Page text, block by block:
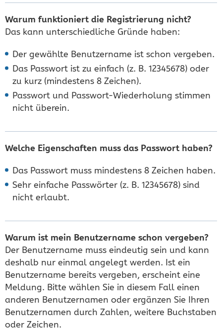
Warum funktioniert die Registrierung nicht?
Das kann unterschiedliche Gründe haben:
Der gewählte Benutzername ist schon vergeben.
Das Passwort ist zu einfach (z. B. 12345678) oder
zu kurz (mindestens 8 Zeichen).
Passwort und Passwort-Wiederholung stimmen
nicht überein.
Welche Eigenschaften muss das Passwort haben?
Das Passwort muss mindestens 8 Zeichen haben.
Sehr einfache Passwörter (z. B. 12345678) sind
nicht erlaubt.
Warum ist mein Benutzername schon vergeben?
Der Benutzername muss eindeutig sein und kann
deshalb nur einmal angelegt werden. Ist ein
Benutzername bereits vergeben, erscheint eine
Meldung. Bitte wählen Sie in diesem Fall einen
anderen Benutzernamen oder ergänzen Sie Ihren
Benutzernamen durch Zahlen, weitere Buchstaben
oder Zeichen.